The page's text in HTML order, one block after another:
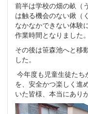
前半は学校の畑の畝（
は触る機会のない鍬（
なかなかできない体験
作業時間となりました。
その後は笹森池へと移
した。
今年度も児童生徒た
を、安全かつ楽しく進
いた皆様、本当にあり